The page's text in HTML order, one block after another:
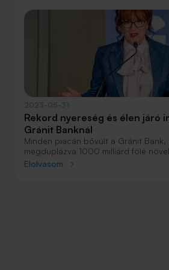
​​Rekord nyereség és élen járó
Gránit Banknál
Minden piacán bővült a Gránit Bank,
megduplázva 1000 milliárd fölé
mérlegfőösszegét. A digitális
Elolvasom